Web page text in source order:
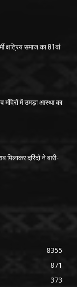
क्षत्रिय समाज का 81वां
मंदिरों में उमड़ा आस्था का
पिलाकर दरिंदों ने बारी-
8355
871
373